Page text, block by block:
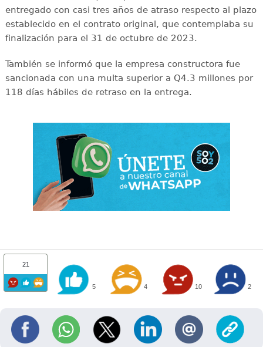
entregado con casi tres años de atraso respecto al plazo
establecido en el contrato original, que contemplaba su
finalización para el 31 de octubre de 2023.
También se informó que la empresa constructora fue
sancionada con una multa superior a Q4.3 millones por
118 días hábiles de retraso en la entrega.
21
5 4 10 2